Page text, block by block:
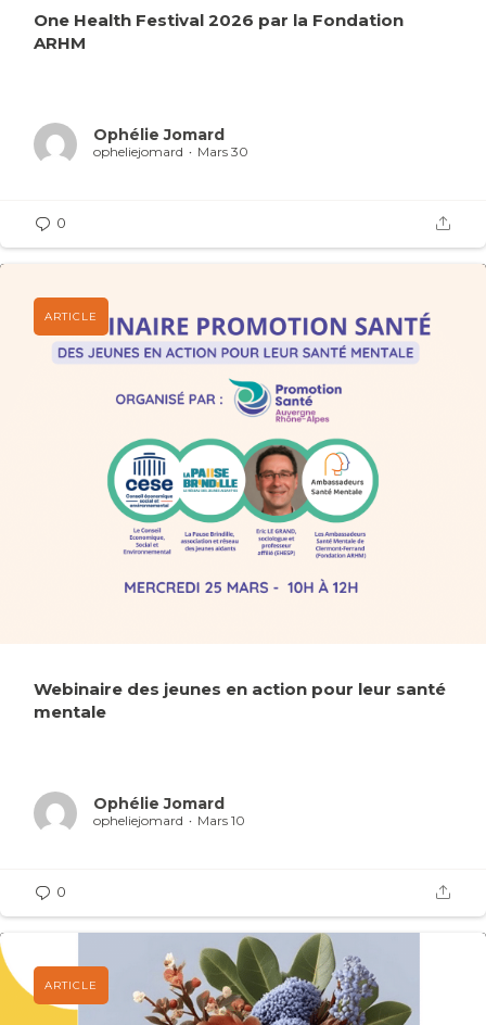
One Health Festival 2026 par la Fondation
ARHM
Ophélie Jomard
opheliejomard Mars 30
0
Webinaire des jeunes en action pour leur santé
mentale
Ophélie Jomard
opheliejomard Mars 10
0